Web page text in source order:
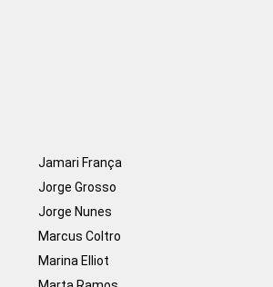
Jamari França
Jorge Grosso
Jorge Nunes
Marcus Coltro
Marina Elliot